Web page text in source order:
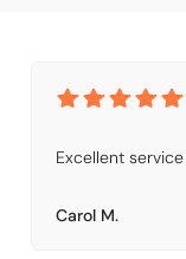
Excellent service
Carol M.